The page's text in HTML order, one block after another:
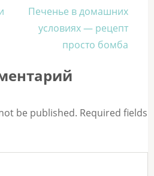
Печенье в домашних
условиях — рецепт
просто бомба
be published. Required fields